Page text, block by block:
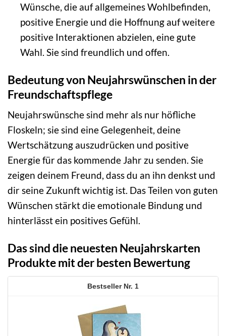
Wünsche, die auf allgemeines Wohlbefinden,
positive Energie und die Hoffnung auf weitere
positive Interaktionen abzielen, eine gute
Wahl. Sie sind freundlich und offen.
Bedeutung von Neujahrswünschen in der
Freundschaftspflege
Neujahrswünsche sind mehr als nur höfliche
Floskeln; sie sind eine Gelegenheit, deine
Wertschätzung auszudrücken und positive
Energie für das kommende Jahr zu senden. Sie
zeigen deinem Freund, dass du an ihn denkst und
dir seine Zukunft wichtig ist. Das Teilen von guten
Wünschen stärkt die emotionale Bindung und
hinterlässt ein positives Gefühl.
Das sind die neuesten Neujahrskarten
Produkte mit der besten Bewertung
1